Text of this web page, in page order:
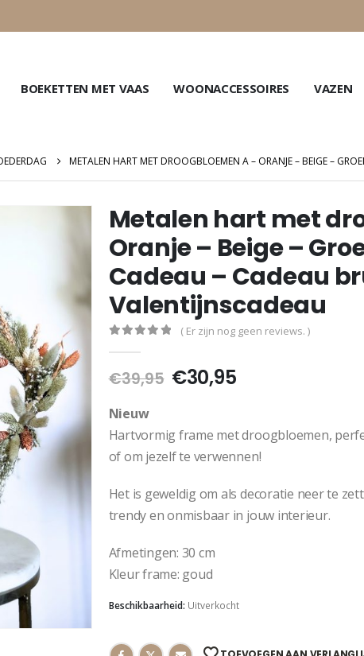
BOEKETTEN MET VAAS WOONACCESSOIRES VAZEN
METALEN HART MET DROOGBLOEMEN A – ORANJE – BEIGE –
Metalen hart met
Oranje – Beige –
Cadeau – Cadeau
Valentijnscadeau
( Er zijn nog geen reviews. )
€39,95 €30,95
Nieuw
Hartvormig frame met droogbloemen,
of om jezelf te verwennen!
Het is geweldig om als decoratie neer te
trendy en onmisbaar in jouw interieur.
Afmetingen: 30 cm
Kleur frame: goud
Beschikbaarheid: Uitverkocht